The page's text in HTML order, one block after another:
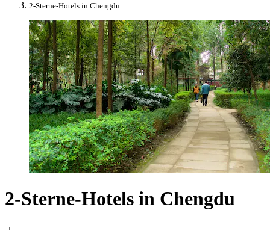
2-Sterne-Hotels in Chengdu
2-Sterne-Hotels in Chengdu